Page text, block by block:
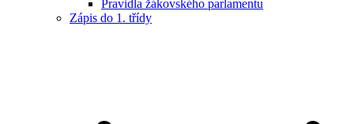
Pravidla žákovského parlamentu
Zápis do 1. třídy